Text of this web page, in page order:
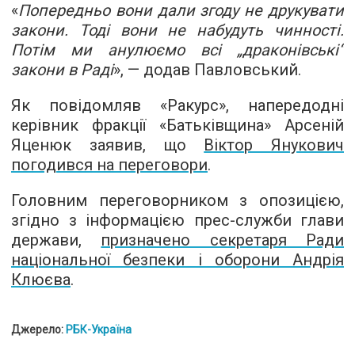
«Попередньо вони дали згоду не друкувати
закони. Тоді вони не набудуть чинності.
Потім ми анулюємо всі „драконівські“
закони в Раді», — додав Павловський.
Як повідомляв «Ракурс», напередодні
керівник фракції «Батьківщина» Арсеній
Яценюк заявив, що Віктор Янукович
погодився на переговори.
Головним переговорником з опозицією,
згідно з інформацією прес-служби глави
держави, призначено секретаря Ради
національної безпеки і оборони Андрія
Клюєва.
Джерело: РБК-Україна